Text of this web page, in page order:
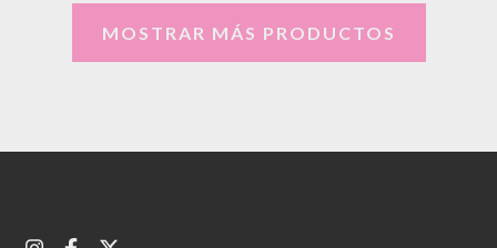
MOSTRAR MÁS PRODUCTOS